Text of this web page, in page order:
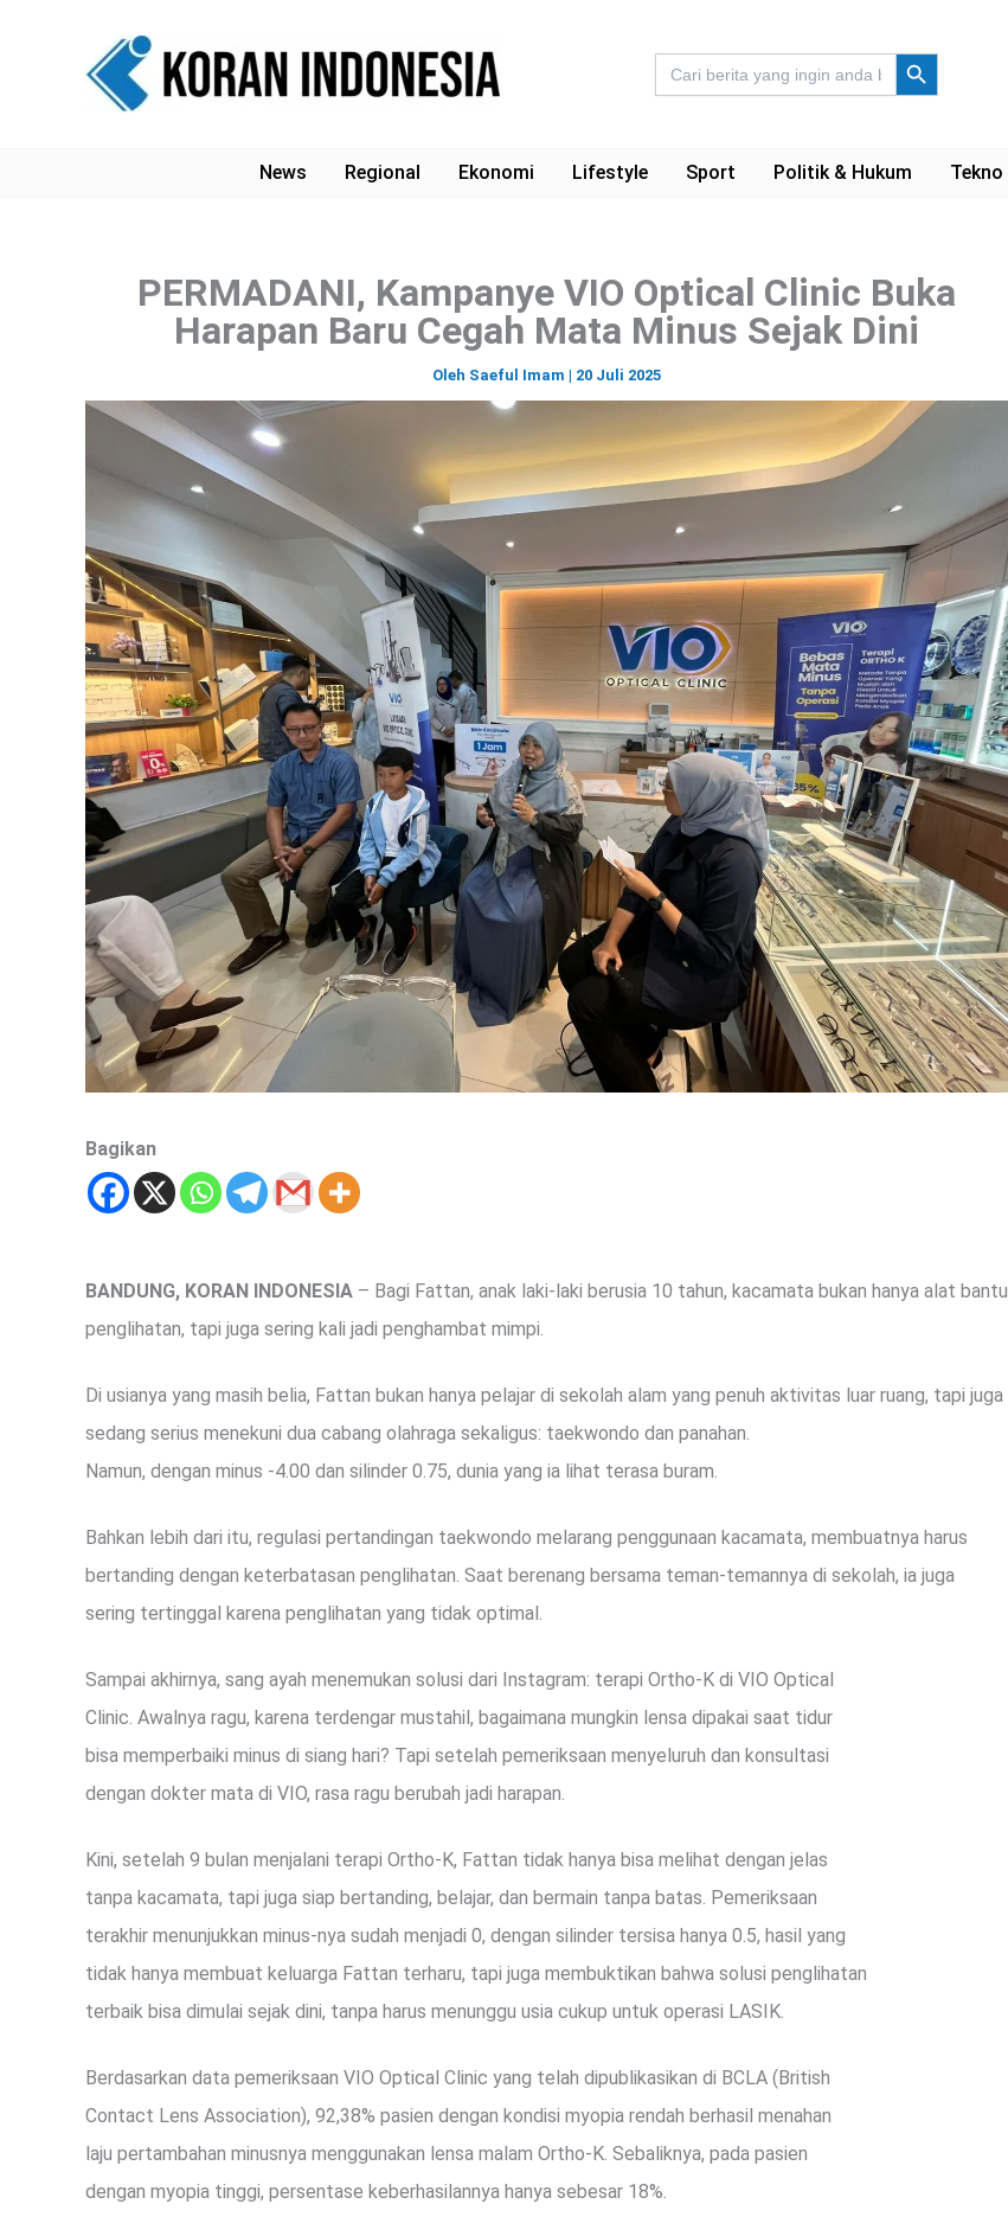
Search
for:
Search Button
News Regional Ekonomi Lifestyle Sport Politik & Hukum Tekno
PERMADANI, Kampanye VIO Optical Clinic Buka
Harapan Baru Cegah Mata Minus Sejak Dini
Oleh Saeful Imam | 20 Juli 2025
Bagikan
BANDUNG, KORAN INDONESIA – Bagi Fattan, anak laki-laki berusia 10 tahun, kacamata bukan hanya alat bantu
penglihatan, tapi juga sering kali jadi penghambat mimpi.
Di usianya yang masih belia, Fattan bukan hanya pelajar di sekolah alam yang penuh aktivitas luar ruang, tapi juga
sedang serius menekuni dua cabang olahraga sekaligus: taekwondo dan panahan.
Namun, dengan minus -4.00 dan silinder 0.75, dunia yang ia lihat terasa buram.
Bahkan lebih dari itu, regulasi pertandingan taekwondo melarang penggunaan kacamata, membuatnya harus
bertanding dengan keterbatasan penglihatan. Saat berenang bersama teman-temannya di sekolah, ia juga
sering tertinggal karena penglihatan yang tidak optimal.
Sampai akhirnya, sang ayah menemukan solusi dari Instagram: terapi Ortho-K di VIO Optical
Clinic. Awalnya ragu, karena terdengar mustahil, bagaimana mungkin lensa dipakai saat tidur
bisa memperbaiki minus di siang hari? Tapi setelah pemeriksaan menyeluruh dan konsultasi
dengan dokter mata di VIO, rasa ragu berubah jadi harapan.
Kini, setelah 9 bulan menjalani terapi Ortho-K, Fattan tidak hanya bisa melihat dengan jelas
tanpa kacamata, tapi juga siap bertanding, belajar, dan bermain tanpa batas. Pemeriksaan
terakhir menunjukkan minus-nya sudah menjadi 0, dengan silinder tersisa hanya 0.5, hasil yang
tidak hanya membuat keluarga Fattan terharu, tapi juga membuktikan bahwa solusi penglihatan
terbaik bisa dimulai sejak dini, tanpa harus menunggu usia cukup untuk operasi LASIK.
Berdasarkan data pemeriksaan VIO Optical Clinic yang telah dipublikasikan di BCLA (British
Contact Lens Association), 92,38% pasien dengan kondisi myopia rendah berhasil menahan
laju pertambahan minusnya menggunakan lensa malam Ortho-K. Sebaliknya, pada pasien
dengan myopia tinggi, persentase keberhasilannya hanya sebesar 18%.